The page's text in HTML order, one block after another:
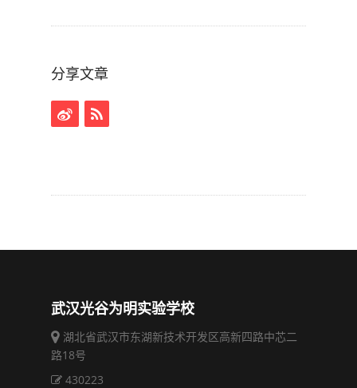
分享文章
武汉光谷为明实验学校
湖北省武汉市东湖新技术开发区高新四路中芯二
路18号
430223